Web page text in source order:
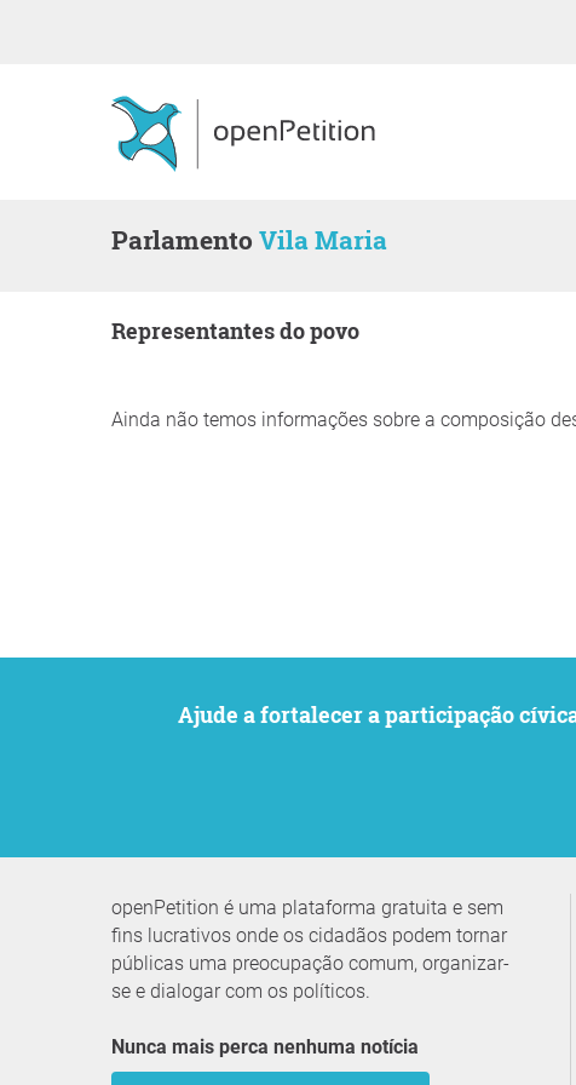
Parlamento Vila Maria
Representantes do povo
Ainda não temos informações sobre a composição
Ajude a fortalecer a participação
openPetition é uma plataforma gratuita e sem
fins lucrativos onde os cidadãos podem tornar
públicas uma preocupação comum, organizar-
se e dialogar com os políticos.
Nunca mais perca nenhuma notícia